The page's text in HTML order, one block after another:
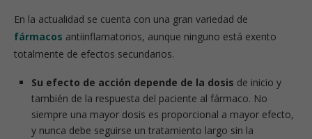
En la actualidad se cuenta con una gran variedad de
fármacos antiinflamatorios, aunque ninguno está exento
totalmente de efectos secundarios.
Su efecto de acción depende de la dosis de inicio y
también de la respuesta del paciente al fármaco. No
siempre una mayor dosis es proporcional a mayor efecto,
y nunca debe seguirse un tratamiento largo sin la